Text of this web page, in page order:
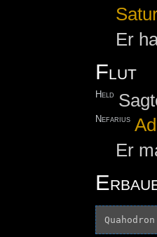
Er
Flut
Held
Nefarius
Er